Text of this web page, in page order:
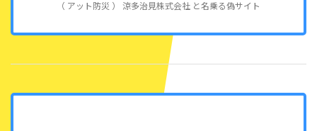
（ アット防災 ） 涼多治見株式会社 と名乗る偽サイト